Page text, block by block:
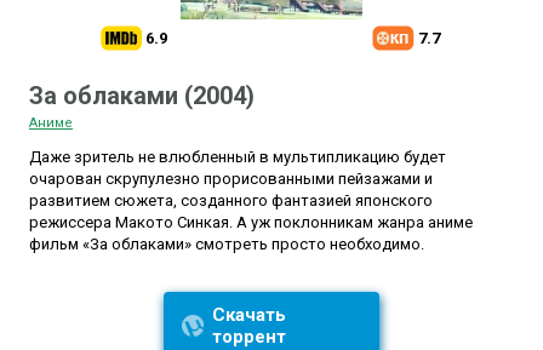
6.9 7.7
За облаками (2004)
Аниме
Даже зритель не влюбленный в мультипликацию будет
очарован скрупулезно прорисованными пейзажами и
развитием сюжета, созданного фантазией японского
режиссера Макото Синкая. А уж поклонникам жанра аниме
фильм «За облаками» смотреть просто необходимо.
Скачать
торрент